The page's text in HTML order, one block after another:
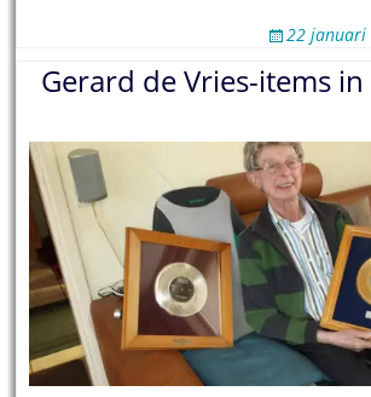
22 januari
Gerard de Vries-items